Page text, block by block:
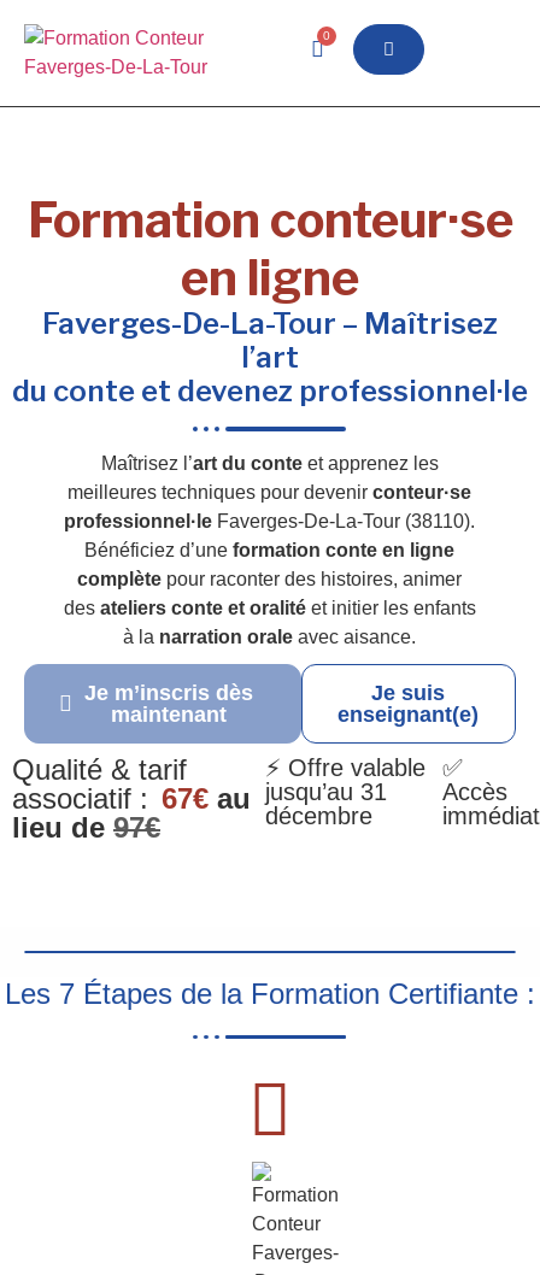
0
Formation conteur·se
en ligne
Faverges-De-La-Tour – Maîtrisez
l’art
du conte et devenez professionnel·le
Maîtrisez l’art du conteet apprenez les
meilleures techniques pour devenirconteur·se
professionnel·le Faverges-De-La-Tour (38110).
Bénéficiez d’uneformation conte en ligne
complète pour raconter des histoires, animer
des ateliers conte et oralitéet initier les enfants
à la narration orale avec aisance.
Je m’inscris dès
maintenant
Je suis
enseignant(e)
Qualité & tarif
associatif : 67€ au
lieu de 97€
⚡ Offre valable
jusqu’au 31
décembre
✅
Accès
immédiat
Les 7 Étapes de la Formation Certifiante :